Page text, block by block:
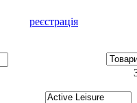
реєстрація